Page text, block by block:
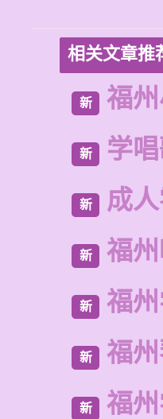
相关文章推
新 福
新 学
新 成
新 福
新 福
新 福
新 福